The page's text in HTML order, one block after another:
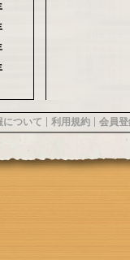
について 利用規約 会員